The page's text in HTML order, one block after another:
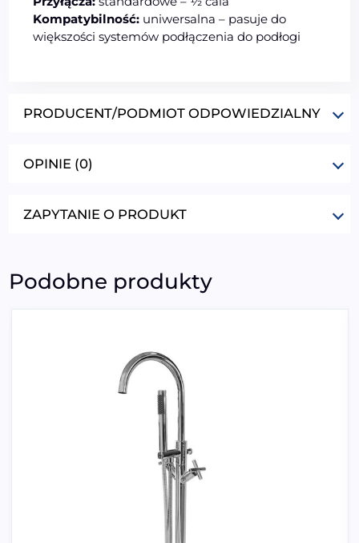
Kompatybilność: uniwersalna – pasuje do
większości systemów podłączenia do podłogi
PRODUCENT/PODMIOT ODPOWIEDZIALNY
OPINIE (0)
ZAPYTANIE O PRODUKT
Podobne produkty